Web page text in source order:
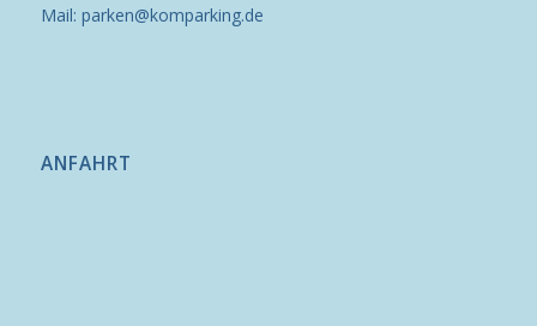
Mail: parken@komparking.de
ANFAHRT